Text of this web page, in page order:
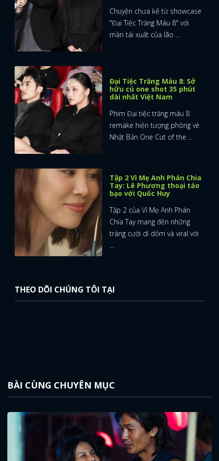
Chuyện chưa kể từ showcase
"Đại Tiệc Trăng Máu 8" với
màn tái xuất của lão ...
Đại Tiệc Trăng Máu 8: Sở
hữu cú one shot 35 phút
dài nhất Việt Nam
Phim Đại tiệc trăng máu 8
remake hiện tượng phòng vé
Nhật Bản One Cut of the ...
Tập 2 Vì Mẹ Anh Phán Chia
Tay: Lê Phương thoại táo
bạo với Quốc Huy
Tập 2 của Vì Mẹ Anh Phán
Chia Tay mang đến những
tràng cười dí dỏm và viral với
...
THEO DÕI CHÚNG TÔI TẠI
BÀI CÙNG CHUYÊN MỤC